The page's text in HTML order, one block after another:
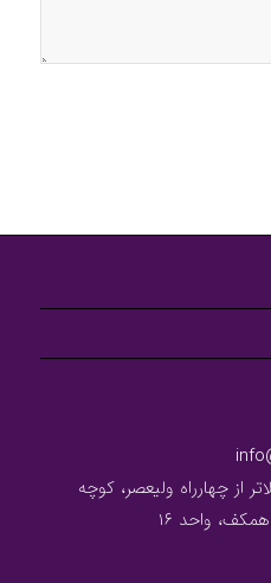
از چهارراه ولیعصر، کوچه